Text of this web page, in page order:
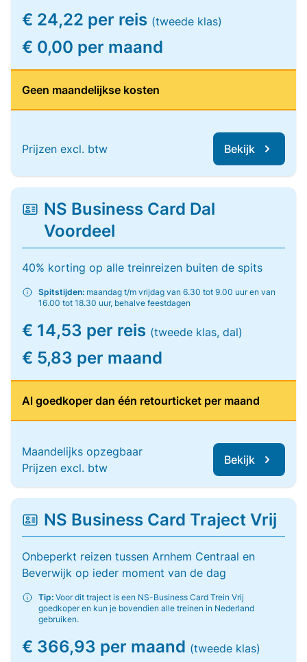
€ 24,22 per reis (tweede klas)
€ 0,00 per maand
Geen maandelijkse kosten
Prijzen excl. btw Bekijk
NS Business Card Dal
Voordeel
40% korting op alle treinreizen buiten de spits
Spitstijden: maandag t/m vrijdag van 6.30 tot 9.00 uur en van
16.00 tot 18.30 uur, behalve feestdagen
€ 14,53 per reis (tweede klas, dal)
€ 5,83 per maand
Al goedkoper dan één retourticket per maand
Maandelijks opzegbaar
Prijzen excl. btw
Bekijk
NS Business Card Traject Vrij
Onbeperkt reizen tussen Arnhem Centraal en
Beverwijk op ieder moment van de dag
Tip: Voor dit traject is een NS-Business Card Trein Vrij
goedkoper en kun je bovendien alle treinen in Nederland
gebruiken.
€ 366,93 per maand (tweede klas)